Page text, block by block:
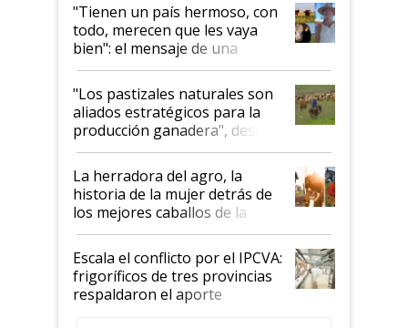
"Tienen un país hermoso, con
todo, merecen que les vaya
bien": el mensaje de una
ganadera uruguaya sobre las
oportunidades que se abren
para el agro en Argentina, con
foco en la carne
"Los pastizales naturales son
aliados estratégicos para la
producción ganadera", destaca
la iniciativa que ya reúne a 46
establecimientos en Argentina
La herradora del agro, la
historia de la mujer detrás de
los mejores caballos de la
Argentina y los mitos que
todavía hacen sufrir a estos
animales: "Mientras me
descalificaban, yo seguí
haciendo currículum"
Escala el conflicto por el IPCVA:
frigoríficos de tres provincias
respaldaron el aporte